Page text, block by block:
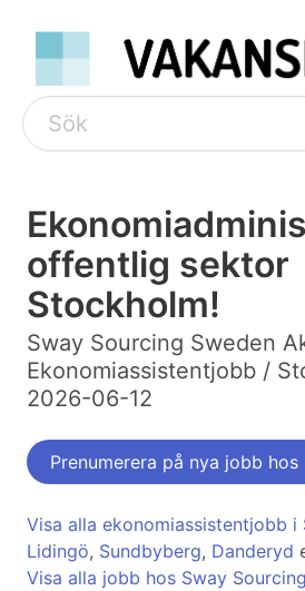
offentlig sektor
Stockholm!
Sway Sourcing Sweden
Ekonomiassistentjobb /
2026-06-12
Prenumerera på nya jobb
Visa alla ekonomiassistentjobb i
Lidingö, Sundbyberg, Danderyd
Visa alla jobb hos Sway